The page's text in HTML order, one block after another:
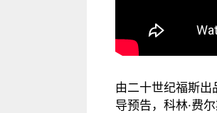
由二十世纪福斯
导预告，科林·费